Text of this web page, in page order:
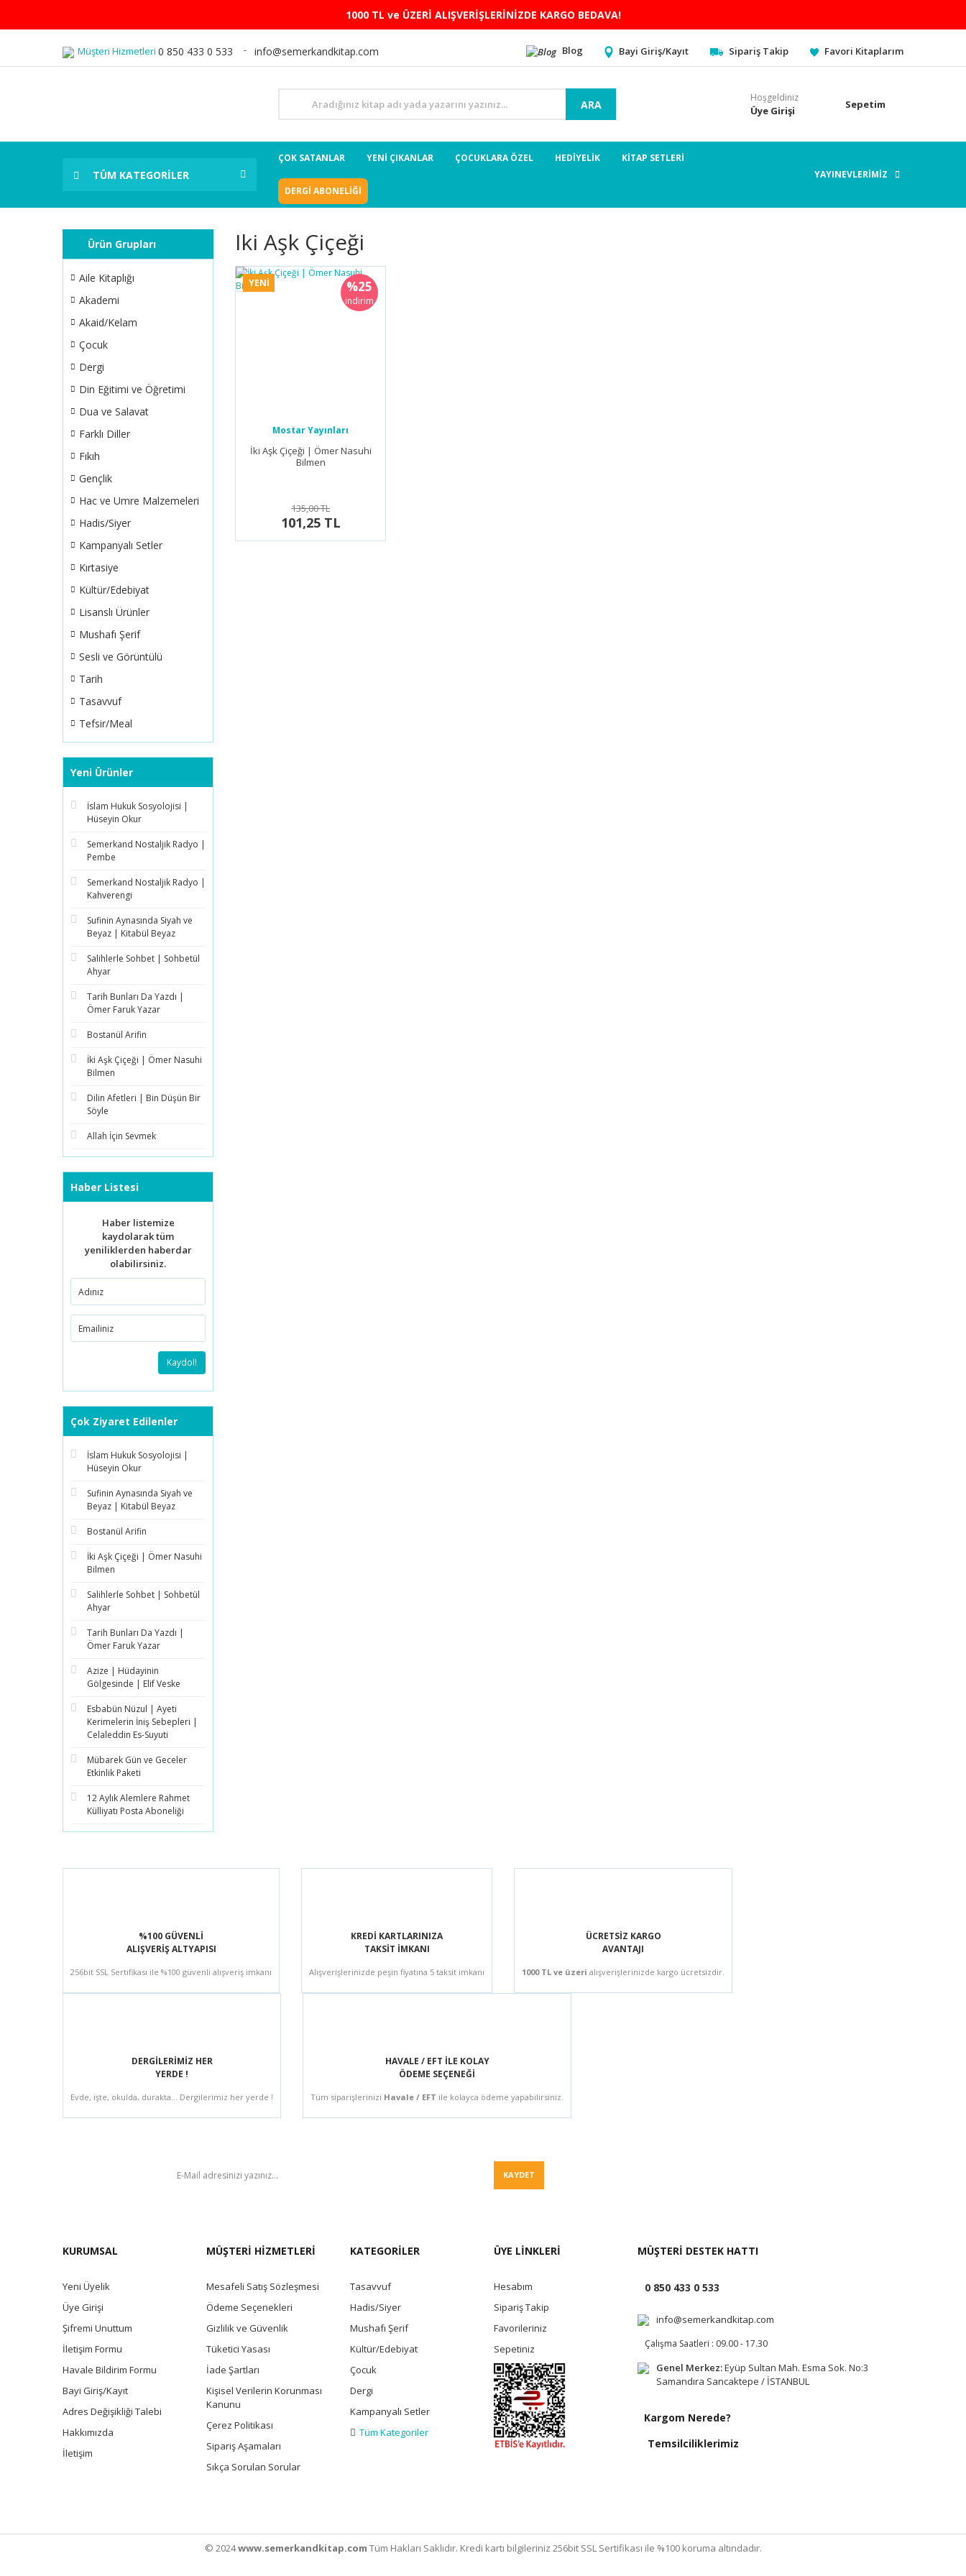
1000 TL ve ÜZERİ ALIŞVERİŞLERİNİZDE KARGO BEDAVA!
Müşteri Hizmetleri 0 850 433 0 533 info@semerkandkitap.com Blog Bayi Giriş/Kayıt Sipariş Takip Favori Kitaplarım
ARA
Hoşgeldiniz
Üye Girişi Sepetim
TÜM KATEGORİLER
ÇOK SATANLAR YENİ ÇIKANLAR ÇOCUKLARA ÖZEL HEDİYELİK KİTAP SETLERİ
DERGİ ABONELİĞİ
YAYINEVLERİMİZ
Ürün Grupları
Aile Kitaplığı
Akademi
Akaid/Kelam
Çocuk
Dergi
Din Eğitimi ve Öğretimi
Dua ve Salavat
Farklı Diller
Fıkıh
Gençlik
Hac ve Umre Malzemeleri
Hadis/Siyer
Kampanyalı Setler
Kırtasiye
Kültür/Edebiyat
Lisanslı Ürünler
Mushafı Şerif
Sesli ve Görüntülü
Tarih
Tasavvuf
Tefsir/Meal
Yeni Ürünler
İslam Hukuk Sosyolojisi |
Hüseyin Okur
Semerkand Nostaljik Radyo |
Pembe
Semerkand Nostaljik Radyo |
Kahverengi
Sufinin Aynasında Siyah ve
Beyaz | Kitabül Beyaz
Salihlerle Sohbet | Sohbetül
Ahyar
Tarih Bunları Da Yazdı |
Ömer Faruk Yazar
Bostanül Arifin
İki Aşk Çiçeği | Ömer Nasuhi
Bilmen
Dilin Afetleri | Bin Düşün Bir
Söyle
Allah İçin Sevmek
Haber Listesi
Haber listemize
kaydolarak tüm
yeniliklerden haberdar
olabilirsiniz.
Kaydol!
Çok Ziyaret Edilenler
İslam Hukuk Sosyolojisi |
Hüseyin Okur
Sufinin Aynasında Siyah ve
Beyaz | Kitabül Beyaz
Bostanül Arifin
İki Aşk Çiçeği | Ömer Nasuhi
Bilmen
Salihlerle Sohbet | Sohbetül
Ahyar
Tarih Bunları Da Yazdı |
Ömer Faruk Yazar
Azize | Hüdayinin
Gölgesinde | Elif Veske
Esbabün Nüzul | Ayeti
Kerimelerin İniş Sebepleri |
Celaleddin Es-Suyuti
Mübarek Gün ve Geceler
Etkinlik Paketi
12 Aylık Alemlere Rahmet
Külliyatı Posta Aboneliği
Iki Aşk Çiçeği
YENİ %25
indirim
Mostar Yayınları
İki Aşk Çiçeği | Ömer Nasuhi
Bilmen
135,00 TL
101,25 TL
%100 GÜVENLİ
ALIŞVERİŞ ALTYAPISI
256bit SSL Sertifikası ile %100 güvenli alışveriş imkanı
KREDİ KARTLARINIZA
TAKSİT İMKANI
Alışverişlerinizde peşin fiyatına 5 taksit imkanı
ÜCRETSİZ KARGO
AVANTAJI
1000 TL ve üzeri alışverişlerinizde kargo ücretsizdir.
DERGİLERİMİZ HER
YERDE !
Evde, işte, okulda, durakta... Dergilerimiz her yerde !
HAVALE / EFT İLE KOLAY
ÖDEME SEÇENEĞİ
Tüm siparişlerinizi Havale / EFT ile kolayca ödeme yapabilirsiniz.
KAYDET
KURUMSAL
Yeni Üyelik
Üye Girişi
Şifremi Unuttum
İletişim Formu
Havale Bildirim Formu
Bayi Giriş/Kayıt
Adres Değişikliği Talebi
Hakkımızda
İletişim
MÜŞTERİ HİZMETLERİ
Mesafeli Satış Sözleşmesi
Ödeme Seçenekleri
Gizlilik ve Güvenlik
Tüketici Yasası
İade Şartları
Kişisel Verilerin Korunması
Kanunu
Çerez Politikası
Sipariş Aşamaları
Sıkça Sorulan Sorular
KATEGORİLER
Tasavvuf
Hadis/Siyer
Mushafı Şerif
Kültür/Edebiyat
Çocuk
Dergi
Kampanyalı Setler
Tüm Kategoriler
ÜYE LİNKLERİ
Hesabım
Sipariş Takip
Favorileriniz
Sepetiniz
MÜŞTERİ DESTEK HATTI
0 850 433 0 533
info@semerkandkitap.com
Çalışma Saatleri : 09.00 - 17.30
Genel Merkez:Eyüp Sultan Mah. Esma Sok. No:3
Samandıra Sancaktepe / İSTANBUL
Kargom Nerede?
Temsilciliklerimiz
© 2024www.semerkandkitap.com Tüm Hakları Saklıdır. Kredi kartı bilgileriniz 256bit SSL Sertifikası ile %100 koruma altındadır.